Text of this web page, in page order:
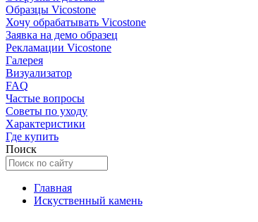
Образцы Vicostone
Хочу обрабатывать Vicostone
Заявка на демо образец
Рекламации Vicostone
Галерея
Визуализатор
FAQ
Частые вопросы
Советы по уходу
Характеристики
Где купить
Поиск
Главная
Искуственный камень